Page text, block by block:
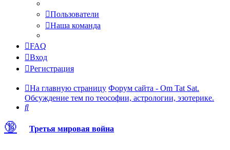
Пользователи
Наша команда
FAQ
Вход
Регистрация
На главную страницу Форум сайта - Om Tat Sat.
Обсуждение тем по теософии, астрологии, эзотерике.
Поиск
🔞 Третья мировая война